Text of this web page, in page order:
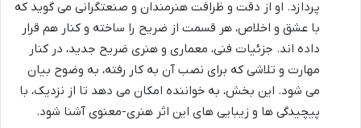
پردازد. او از دقت و ظرافت هنرمندان و صنعتگرانی می گوید که
با عشق و اخلاص، هر قسمت از ضریح را ساخته و کنار هم قرار
داده اند. جزئیات فنی، معماری و هنری ضریح جدید، در کنار
مهارت و تلاشی که برای نصب آن به کار رفته، به وضوح بیان
می شود. این بخش، به خواننده امکان می دهد تا از نزدیک، با
پیچیدگی ها و زیبایی های این اثر هنری-معنوی آشنا شود.